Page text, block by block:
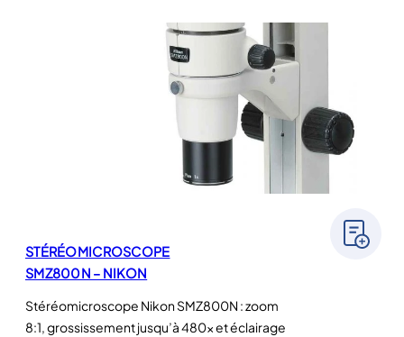
STÉRÉOMICROSCOPE
SMZ800N – NIKON
Stéréomicroscope Nikon SMZ800N : zoom
8:1, grossissement jusqu’à 480x et éclairage